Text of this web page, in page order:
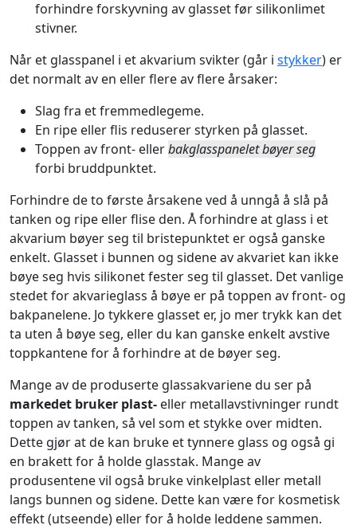
forhindre forskyvning av glasset før silikonlimet
stivner.
Når et glasspanel i et akvarium svikter (går i stykker) er
det normalt av en eller flere av flere årsaker:
Slag fra et fremmedlegeme.
En ripe eller flis reduserer styrken på glasset.
Toppen av front- ellerbakglasspanelet bøyer seg
forbi bruddpunktet.
Forhindre de to første årsakene ved å unngå å slå på
tanken og ripe eller flise den. Å forhindre at glass i et
akvarium bøyer seg til bristepunktet er også ganske
enkelt. Glasset i bunnen og sidene av akvariet kan ikke
bøye seg hvis silikonet fester seg til glasset. Det vanlige
stedet for akvarieglass å bøye er på toppen av front- og
bakpanelene. Jo tykkere glasset er, jo mer trykk kan det
ta uten å bøye seg, eller du kan ganske enkelt avstive
toppkantene for å forhindre at de bøyer seg.
Mange av de produserte glassakvariene du ser på
markedet bruker plast- eller metallavstivninger rundt
toppen av tanken, så vel som et stykke over midten.
Dette gjør at de kan bruke et tynnere glass og også gi
en brakett for å holde glasstak. Mange av
produsentene vil også bruke vinkelplast eller metall
langs bunnen og sidene. Dette kan være for kosmetisk
effekt (utseende) eller for å holde leddene sammen.